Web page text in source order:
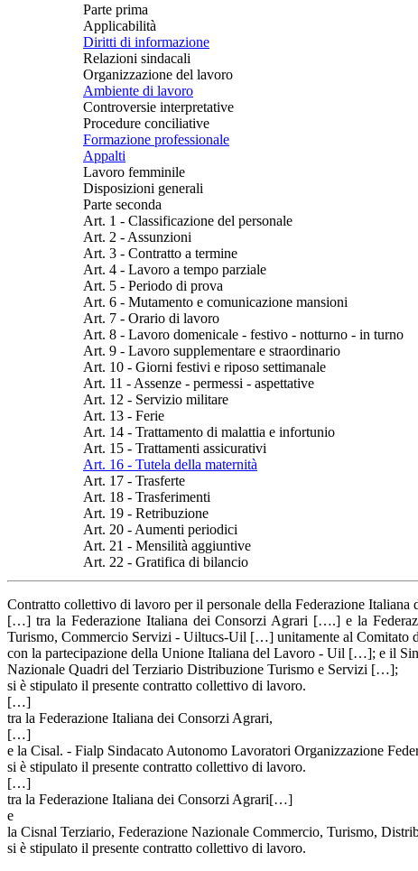
Parte prima
Applicabilità
Diritti di informazione
Relazioni sindacali
Organizzazione del lavoro
Ambiente di lavoro
Controversie interpretative
Procedure conciliative
Formazione professionale
Appalti
Lavoro femminile
Disposizioni generali
Parte seconda
Art. 1 - Classificazione del personale
Art. 2 - Assunzioni
Art. 3 - Contratto a termine
Art. 4 - Lavoro a tempo parziale
Art. 5 - Periodo di prova
Art. 6 - Mutamento e comunicazione mansioni
Art. 7 - Orario di lavoro
Art. 8 - Lavoro domenicale - festivo - notturno - in turno
Art. 9 - Lavoro supplementare e straordinario
Art. 10 - Giorni festivi e riposo settimanale
Art. 11 - Assenze - permessi - aspettative
Art. 12 - Servizio militare
Art. 13 - Ferie
Art. 14 - Trattamento di malattia e infortunio
Art. 15 - Trattamenti assicurativi
Art. 16 - Tutela della maternità
Art. 17 - Trasferte
Art. 18 - Trasferimenti
Art. 19 - Retribuzione
Art. 20 - Aumenti periodici
Art. 21 - Mensilità aggiuntive
Art. 22 - Gratifica di bilancio
Contratto collettivo di lavoro per il personale della Federazione Italiana
[…] tra la Federazione Italiana dei Consorzi Agrari [….] e la
Turismo, Commercio Servizi - Uiltucs-Uil […] unitamente al Comitato
con la partecipazione della Unione Italiana del Lavoro - Uil […]; e il
Nazionale Quadri del Terziario Distribuzione Turismo e Servizi […];
si è stipulato il presente contratto collettivo di lavoro.
[…]
tra la Federazione Italiana dei Consorzi Agrari,
[…]
e la Cisal. - Fialp Sindacato Autonomo Lavoratori Organizzazione
si è stipulato il presente contratto collettivo di lavoro.
[…]
tra la Federazione Italiana dei Consorzi Agrari[…]
e
la Cisnal Terziario, Federazione Nazionale Commercio, Turismo,
si è stipulato il presente contratto collettivo di lavoro.